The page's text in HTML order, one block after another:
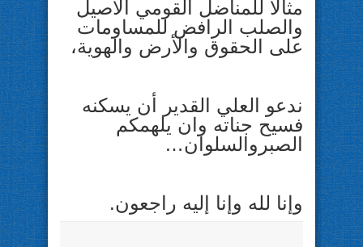
مثالا للمناضل القومي الأصيل
والصلب الرافض للمساومات
على الحقوق والأرض والهوية،
ندعو العلي القدير أن يسكنه
فسيح جناته وان يلهمكم
الصبروالسلوان…
وإنا لله وإنا إليه راجعون.